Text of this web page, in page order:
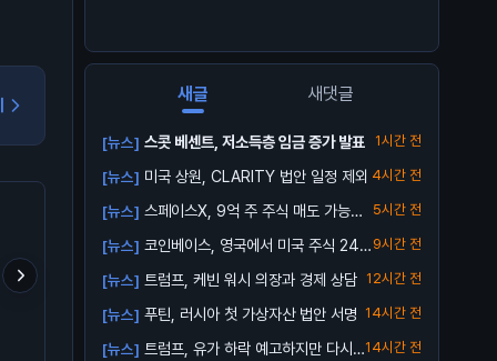
프 커스터디로 잃은
난 다른거보다 리플이 어떻
게 될지 궁금함
트럼프 형님의 구독 서
출시 ㅋㅋㅋ
새글 새댓글
[뉴스] 스콧 베센트, 저소득층 임금 증가 발표 1시간 전
[뉴스] 미국 상원, CLARITY 법안 일정 제외 4시간 전
[뉴스] 스페이스X, 9억 주 주식 매도 가능해
5시간 전
[뉴스] 코인베이스, 영국에서 미국 주식 24/
5 거래...
9시간 전
[뉴스] 트럼프, 케빈 워시 의장과 경제 상담 12시간 전
[뉴스] 푸틴, 러시아 첫 가상자산 법안 서명 14시간 전
[뉴스] 트럼프, 유가 하락 예고하지만 다시
14시간 전